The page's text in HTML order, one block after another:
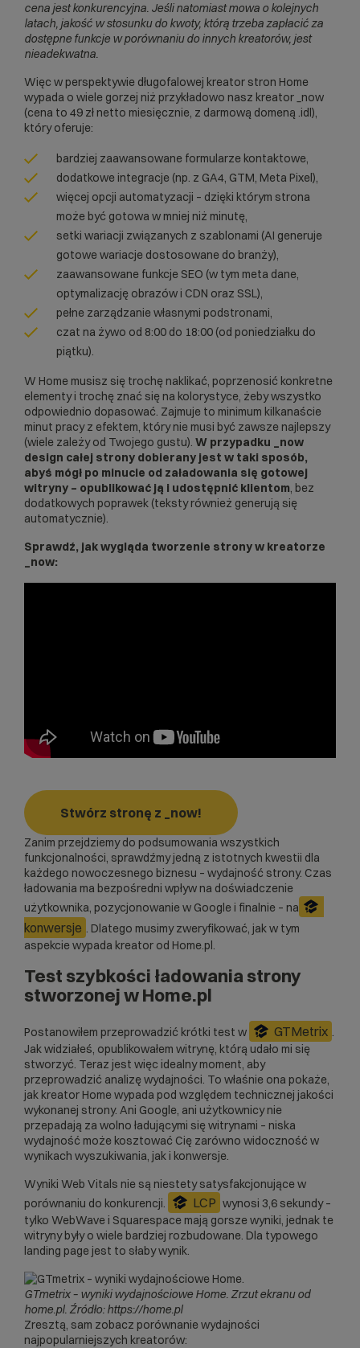
cena jest konkurencyjna. Jeśli natomiast mowa o kolejnych
latach, jakość w stosunku do kwoty, którą trzeba zapłacić za
dostępne funkcje w porównaniu do innych kreatorów, jest
nieadekwatna.
Więc w perspektywie długofalowej kreator stron Home
wypada o wiele gorzej niż przykładowo nasz kreator _now
(cena to 49 zł netto miesięcznie, z darmową domeną .idl),
który oferuje:
bardziej zaawansowane formularze kontaktowe,
dodatkowe integracje (np. z GA4, GTM, Meta Pixel),
więcej opcji automatyzacji – dzięki którym strona
może być gotowa w mniej niż minutę,
setki wariacji związanych z szablonami (AI generuje
gotowe wariacje dostosowane do branży),
zaawansowane funkcje SEO (w tym meta dane,
optymalizację obrazów i CDN oraz SSL),
pełne zarządzanie własnymi podstronami,
czat na żywo od 8:00 do 18:00 (od poniedziałku do
piątku).
W Home musisz się trochę naklikać, poprzenosić konkretne
elementy i trochę znać się na kolorystyce, żeby wszystko
odpowiednio dopasować. Zajmuje to minimum kilkanaście
minut pracy z efektem, który nie musi być zawsze najlepszy
(wiele zależy od Twojego gustu). W przypadku _now
design całej strony dobierany jest w taki sposób,
abyś mógł po minucie od załadowania się gotowej
witryny – opublikować ją i udostępnić klientom, bez
dodatkowych poprawek (teksty również generują się
automatycznie).
Sprawdź, jak wygląda tworzenie strony w kreatorze
_now:
Stwórz stronę z _now!
Zanim przejdziemy do podsumowania wszystkich
funkcjonalności, sprawdźmy jedną z istotnych kwestii dla
każdego nowoczesnego biznesu – wydajność strony. Czas
ładowania ma bezpośredni wpływ na doświadczenie
użytkownika, pozycjonowanie w Google i finalnie – na
konwersje . Dlatego musimy zweryfikować, jak w tym
aspekcie wypada kreator od Home.pl.
Test szybkości ładowania strony
stworzonej w Home.pl
Postanowiłem przeprowadzić krótki test w GTMetrix .
Jak widziałeś, opublikowałem witrynę, którą udało mi się
stworzyć. Teraz jest więc idealny moment, aby
przeprowadzić analizę wydajności. To właśnie ona pokaże,
jak kreator Home wypada pod względem technicznej jakości
wykonanej strony. Ani Google, ani użytkownicy nie
przepadają za wolno ładującymi się witrynami – niska
wydajność może kosztować Cię zarówno widoczność w
wynikach wyszukiwania, jak i konwersje.
Wyniki Web Vitals nie są niestety satysfakcjonujące w
porównaniu do konkurencji.
LCP wynosi 3,6 sekundy –
tylko WebWave i Squarespace mają gorsze wyniki, jednak te
witryny były o wiele bardziej rozbudowane. Dla typowego
landing page jest to słaby wynik.
GTmetrix – wyniki wydajnościowe Home. Zrzut ekranu od
home.pl. Źródło: https://home.pl
Zresztą, sam zobacz porównanie wydajności
najpopularniejszych kreatorów: